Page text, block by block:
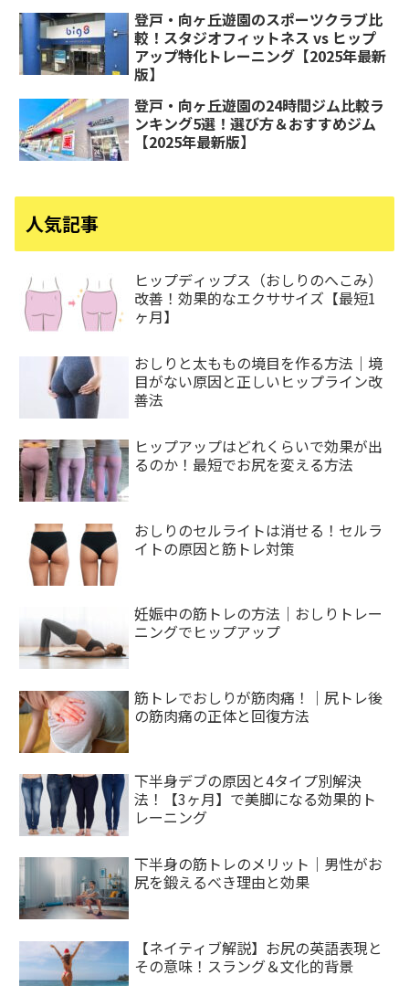
登戸・向ヶ丘遊園のスポーツクラブ比
較！スタジオフィットネス vs ヒップ
アップ特化トレーニング【2025年最新
版】
登戸・向ヶ丘遊園の24時間ジム比較ラ
ンキング5選！選び方＆おすすめジム
【2025年最新版】
人気記事
ヒップディップス（おしりのへこみ）
改善！効果的なエクササイズ【最短1
ヶ月】
おしりと太ももの境目を作る方法｜境
目がない原因と正しいヒップライン改
善法
ヒップアップはどれくらいで効果が出
るのか！最短でお尻を変える方法
おしりのセルライトは消せる！セルラ
イトの原因と筋トレ対策
妊娠中の筋トレの方法｜おしりトレー
ニングでヒップアップ
筋トレでおしりが筋肉痛！｜尻トレ後
の筋肉痛の正体と回復方法
下半身デブの原因と4タイプ別解決
法！【3ヶ月】で美脚になる効果的ト
レーニング
下半身の筋トレのメリット｜男性がお
尻を鍛えるべき理由と効果
【ネイティブ解説】お尻の英語表現と
その意味！スラング＆文化的背景